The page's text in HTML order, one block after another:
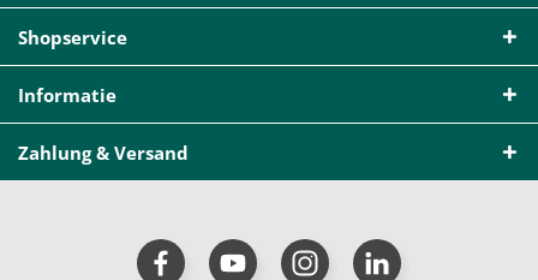
Shopservice
Informatie
Zahlung & Versand